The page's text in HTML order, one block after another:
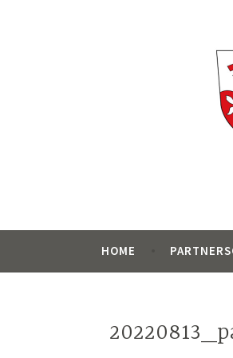
Homepage für die Städtepartnerschaft
HOME